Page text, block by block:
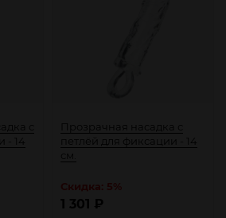
с
14
Прозрачная насадка с
петлёй для фиксации - 14
см.
1 301 ₽